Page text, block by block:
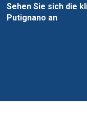
Sehen Sie sich die
Putignano an